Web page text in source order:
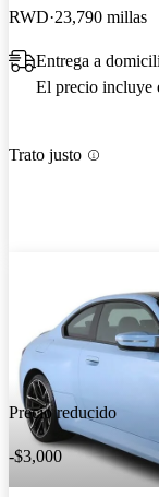
RWD 23,790 millas
Entrega a
El precio incluye
Trato justo
Precio reducido
-$3,000